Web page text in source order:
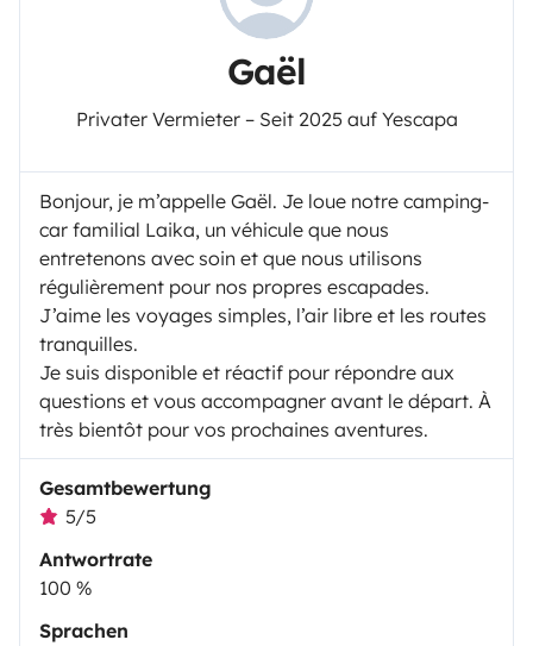
Gaël
Privater Vermieter – Seit 2025 auf Yescapa
Bonjour, je m’appelle Gaël. Je loue notre camping-
car familial Laika, un véhicule que nous
entretenons avec soin et que nous utilisons
régulièrement pour nos propres escapades.
J’aime les voyages simples, l’air libre et les routes
tranquilles.
Je suis disponible et réactif pour répondre aux
questions et vous accompagner avant le départ. À
très bientôt pour vos prochaines aventures.
Gesamtbewertung
5/5
Antwortrate
100 %
Sprachen